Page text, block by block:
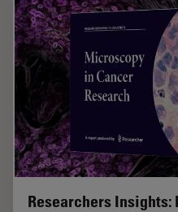
Researchers